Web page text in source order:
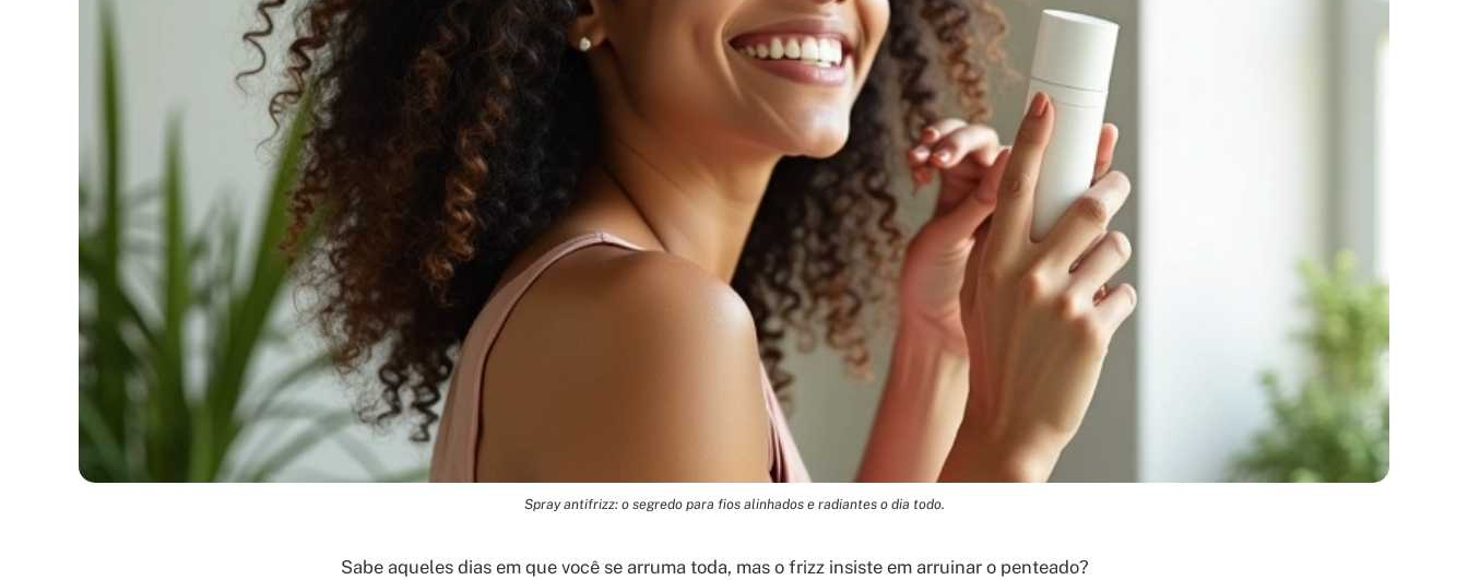
Spray antifrizz: o segredo para fios alinhados e radiantes o dia todo.
Sabe aqueles dias em que você se arruma toda, mas o frizz insiste em arruinar o penteado?